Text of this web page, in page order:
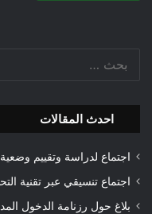
احدث المقالات
اجتماع لدراسة وتقييم
اجتماع تنسيقي عبر تقنية
بلاغ حول رزنامة الدخول المدرسي